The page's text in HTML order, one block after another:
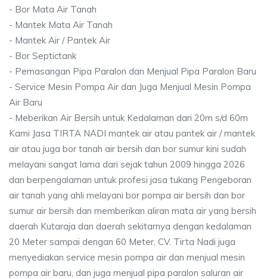
- Bor Mata Air Tanah
- Mantek Mata Air Tanah
- Mantek Air / Pantek Air
- Bor Septictank
- Pemasangan Pipa Paralon dan Menjual Pipa Paralon Baru
- Service Mesin Pompa Air dan Juga Menjual Mesin Pompa
Air Baru
- Meberikan Air Bersih untuk Kedalaman dari 20m s/d 60m
Kami Jasa TIRTA NADI mantek air atau pantek air / mantek
air atau juga bor tanah air bersih dan bor sumur kini sudah
melayani sangat lama dari sejak tahun 2009 hingga 2026
dan berpengalaman untuk profesi jasa tukang Pengeboran
air tanah yang ahli melayani bor pompa air bersih dan bor
sumur air bersih dan memberikan aliran mata air yang bersih
daerah Kutaraja dan daerah sekitarnya dengan kedalaman
20 Meter sampai dengan 60 Meter, CV. Tirta Nadi juga
menyediakan service mesin pompa air dan menjual mesin
pompa air baru, dan juga menjual pipa paralon saluran air